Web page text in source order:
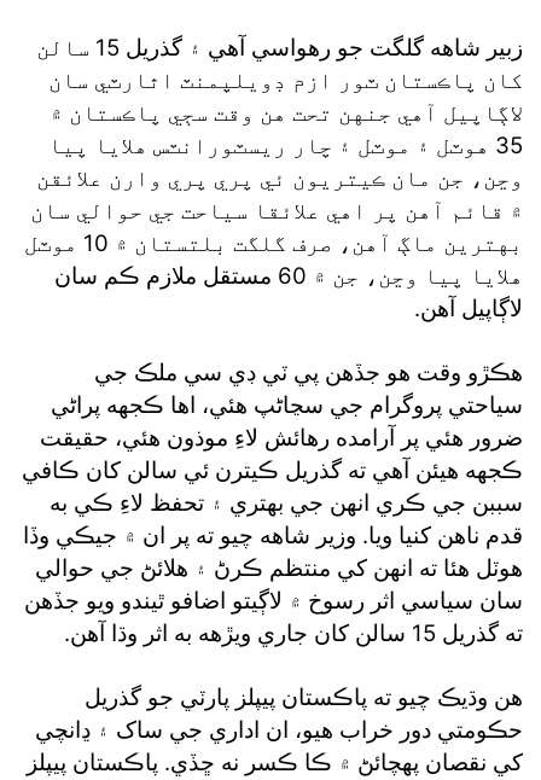
زبير شاهه گلگت جو رهواسي آهي ۽ گذريل 15 سالن
کان پاڪستان ٽور ازم ڊويلپمنٽ اٿارٽي سان
لاڳاپيل آهي جنهن تحت هن وقت سڄي پاڪستان ۾
35 هوٽل ۽ موٽل ۽ چار ريسٽورانٽس هلايا پيا
وڃن، جن مان ڪيتريون ئي پري پري وارن علائقن
۾ قائم آهن پر اهي علائقا سياحت جي حوالي سان
بهترين ماڳ آهن، صرف گلگت بلتستان ۾ 10 موٽل
هلايا پيا وڃن، جن ۾ 60 مستقل ملازم ڪم سان
لاڳاپيل آهن.
هڪڙو وقت هو جڏهن پي ٽي ڊي سي ملڪ جي
سياحتي پروگرام جي سڃاڻپ هئي، اها ڪجهه پراڻي
ضرور هئي پر آرامده رهائش لاءِ موذون هئي، حقيقت
ڪجهه هيئن آهي ته گذريل ڪيترن ئي سالن کان ڪافي
سببن جي ڪري انهن جي بهتري ۽ تحفظ لاءِ ڪي به
قدم ناهن کنيا ويا. وزير شاهه چيو ته پر ان ۾ جيڪي وڏا
هوٽل هئا ته انهن کي منتظم ڪرڻ ۽ هلائڻ جي حوالي
سان سياسي اثر رسوخ ۾ لاڳيتو اضافو ٿيندو ويو جڏهن
ته گذريل 15 سالن کان جاري ويڙهه به اثر وڌا آهن.
هن وڌيڪ چيو ته پاڪستان پيپلز پارٽي جو گذريل
حڪومتي دور خراب هيو، ان اداري جي ساک ۽ ڍانچي
کي نقصان پهچائڻ ۾ ڪا ڪسر نه ڇڏي. پاڪستان پيپلز